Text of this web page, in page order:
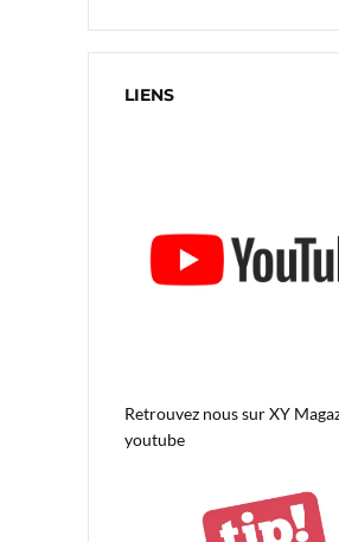
LIENS
Retrouvez nous surXY
youtube